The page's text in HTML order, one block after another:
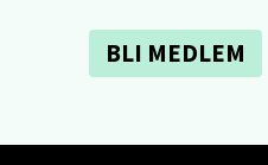
BLI MEDLEM